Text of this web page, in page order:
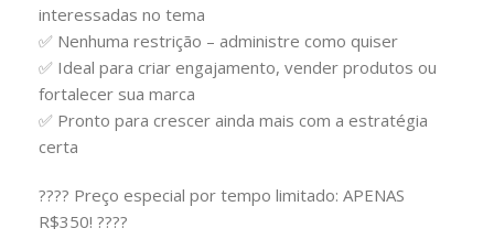
interessadas no tema
✅ Nenhuma restrição – administre como quiser
✅ Ideal para criar engajamento, vender produtos ou
fortalecer sua marca
✅ Pronto para crescer ainda mais com a estratégia
certa
???? Preço especial por tempo limitado: APENAS
R$350! ????